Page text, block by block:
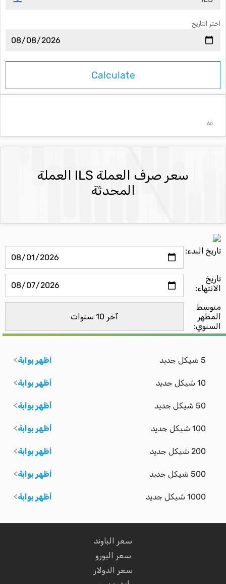
اختر التاريخ
Ad
سعر صرف العملة ILS العملة
المحدثة
تاريخ البدء:
تاريخ
الانتهاء:
متوسط ​​
المظهر
السنوي:
5 شيكل جديد أظهر بوابة
10 شيكل جديد أظهر بوابة
50 شيكل جديد أظهر بوابة
100 شيكل جديد أظهر بوابة
200 شيكل جديد أظهر بوابة
500 شيكل جديد أظهر بوابة
1000 شيكل جديد أظهر بوابة
سعر الباوند
سعر اليورو
سعر الدولار